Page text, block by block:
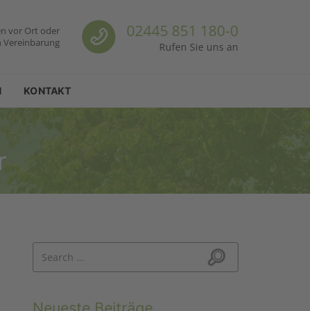
KONTAKT
Call us
02445 851 180-0
Rufen Sie uns an
vor Ort oder
Vereinbarung
Search